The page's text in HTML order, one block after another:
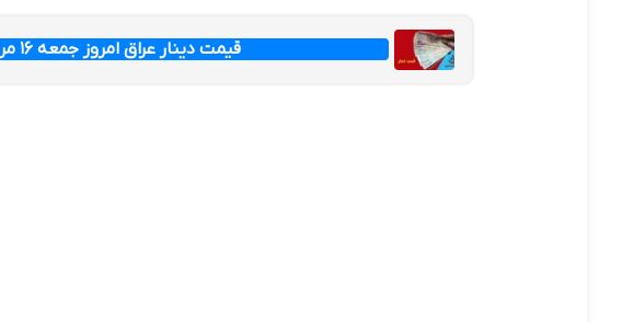
قیمت دینار عراق امروز جمعه ۱۶ مرداد 1405 چند؟